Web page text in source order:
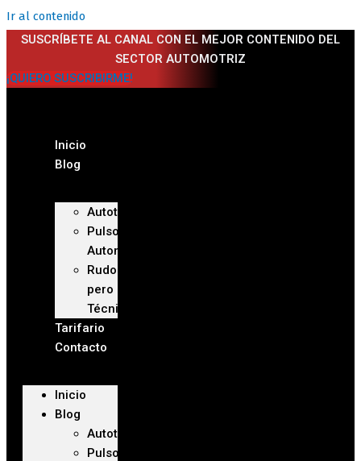
Ir al contenido
SUSCRÍBETE AL CANAL CON EL MEJOR CONTENIDO DEL
SECTOR AUTOMOTRIZ
¡QUIERO SUSCRIBIRME!
Inicio
Blog
Autoteca
Pulso
Automotriz
Rudo
pero
Técnico
Tarifario
Contacto
Inicio
Blog
Autoteca
Pulso